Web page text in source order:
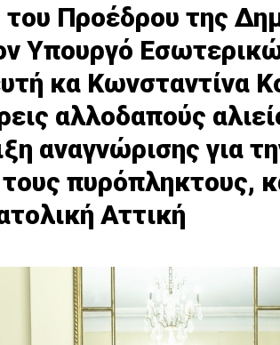
Προέδρου της
Υπουργό
κα Κωνσταντίνα
αλλοδαπούς
αναγνώρισης για
πυρόπληκτους,
Αττική